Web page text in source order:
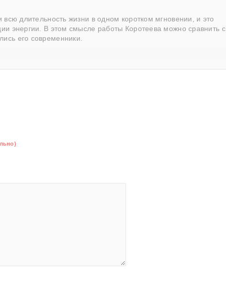
длительность жизни в одном коротком мгновении, и это
энергии. В этом смысле работы Коротеева можно сравнить с
его современники.